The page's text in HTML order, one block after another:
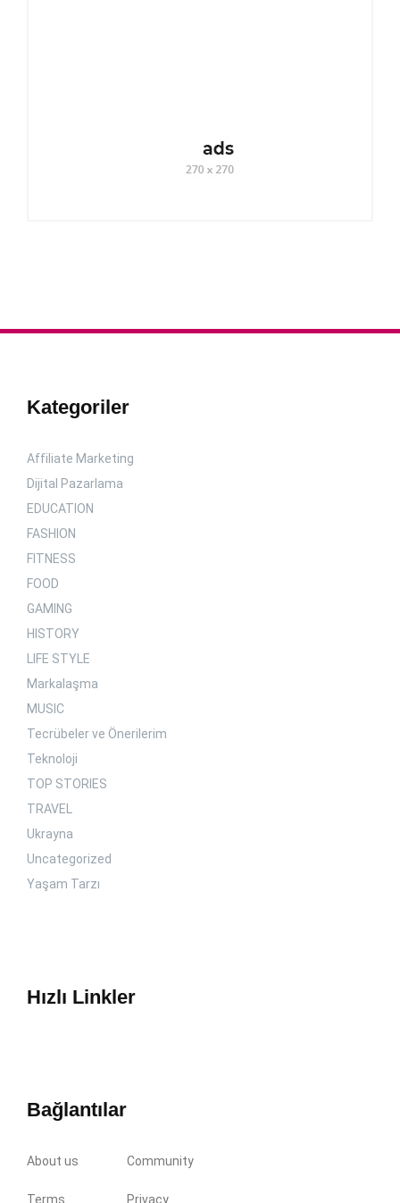
Kategoriler
Affiliate Marketing
Dijital Pazarlama
EDUCATION
FASHION
FITNESS
FOOD
GAMING
HISTORY
LIFE STYLE
Markalaşma
MUSIC
Tecrübeler ve Önerilerim
Teknoloji
TOP STORIES
TRAVEL
Ukrayna
Uncategorized
Yaşam Tarzı
Hızlı Linkler
Bağlantılar
About us Community
Terms Privacy